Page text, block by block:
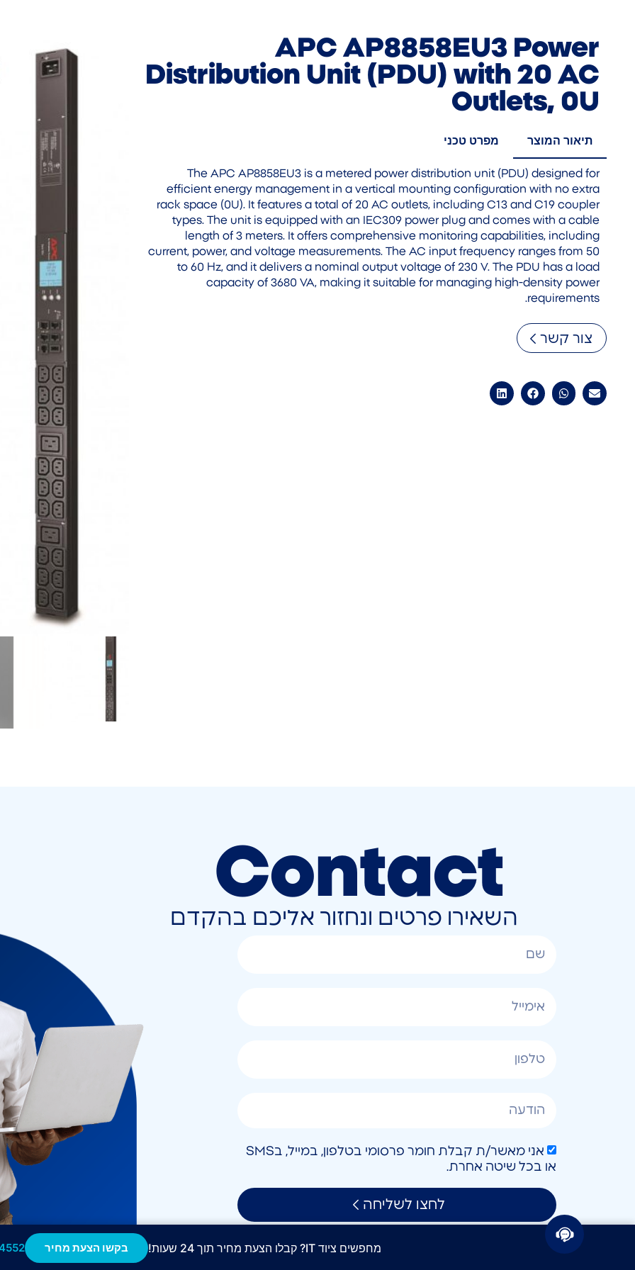
APC AP8858EU3 Power
Distribution Unit (PDU) with 20 AC
Outlets, 0U
תיאור המוצר מפרט טכני
The APC AP8858EU3 is a metered power distribution unit (PDU) designed for
efficient energy management in a vertical mounting configuration with no extra
rack space (0U). It features a total of 20 AC outlets, including C13 and C19 coupler
types. The unit is equipped with an IEC309 power plug and comes with a cable
length of 3 meters. It offers comprehensive monitoring capabilities, including
current, power, and voltage measurements. The AC input frequency ranges from 50
to 60 Hz, and it delivers a nominal output voltage of 230 V. The PDU has a load
capacity of 3680 VA, making it suitable for managing high-density power
requirements.
צור קשר
Contact
השאירו פרטים ונחזור אליכם בהקדם
אני מאשר/ת קבלת חומר פרסומי בטלפון, במייל, בSMS
או בכל שיטה אחרת.
לחצו לשליחה
מחפשים ציוד IT? קבלו הצעת מחיר תוך 24 שעות! בקשו הצעת מחיר